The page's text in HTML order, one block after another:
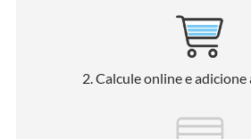
2. Calcule online e